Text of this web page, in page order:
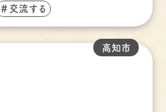
＃交流する
高知市